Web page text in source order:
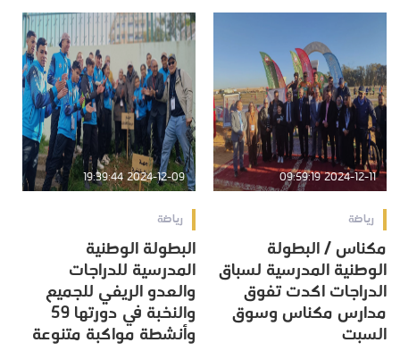
2024-12-11 09:59:19
رياضة
مكناس / البطولة
الوطنية المدرسية لسباق
الدراجات اكدت تفوق
مدارس مكناس وسوق
السبت
2024-12-09 19:39:44
رياضة
البطولة الوطنية
المدرسية للدراجات
والعدو الريفي للجميع
والنخبة في دورتها 59
وأنشطة مواكبة متنوعة